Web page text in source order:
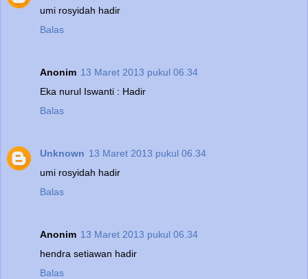
umi rosyidah hadir
Balas
Anonim 13 Maret 2013 pukul 06.34
Eka nurul Iswanti : Hadir
Balas
Unknown 13 Maret 2013 pukul 06.34
umi rosyidah hadir
Balas
Anonim 13 Maret 2013 pukul 06.34
hendra setiawan hadir
Balas